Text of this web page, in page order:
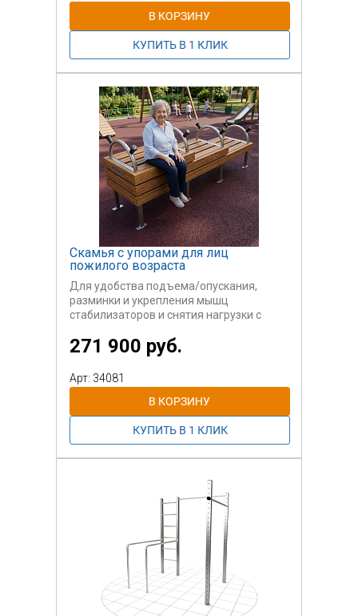
Скамья с упорами для лиц
пожилого возраста
Для удобства подъема/опускания,
разминки и укрепления мышц
стабилизаторов и снятия нагрузки с
вращающимися ручками.
271 900 руб.
Арт: 34081